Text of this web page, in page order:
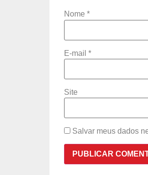
Nome *
E-mail *
Site
Salvar meus dados